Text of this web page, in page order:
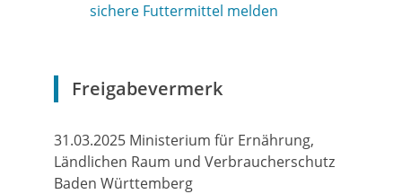
sichere Futtermittel melden
Freigabevermerk
31.03.2025 Ministerium für Ernährung,
Ländlichen Raum und Verbraucherschutz
Baden Württemberg